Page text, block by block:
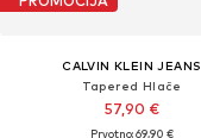
CALVIN KLEIN JEANS
Tapered Hlače
57,90 €
Prvotno: 69,90 €